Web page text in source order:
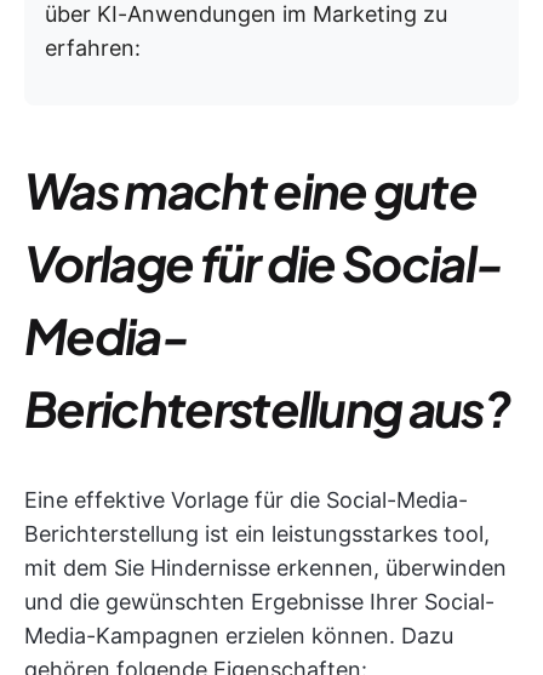
über KI-Anwendungen im Marketing zu
erfahren:
Was macht eine gute
Vorlage für die Social-
Media-
Berichterstellung aus?
Eine effektive Vorlage für die Social-Media-
Berichterstellung ist ein leistungsstarkes tool,
mit dem Sie Hindernisse erkennen, überwinden
und die gewünschten Ergebnisse Ihrer Social-
Media-Kampagnen erzielen können. Dazu
gehören folgende Eigenschaften: